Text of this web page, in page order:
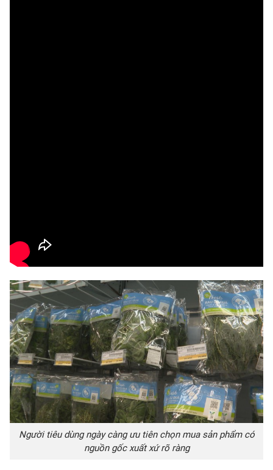
Người tiêu dùng ngày càng ưu tiên chọn mua sản phẩm có
nguồn gốc xuất xứ rõ ràng